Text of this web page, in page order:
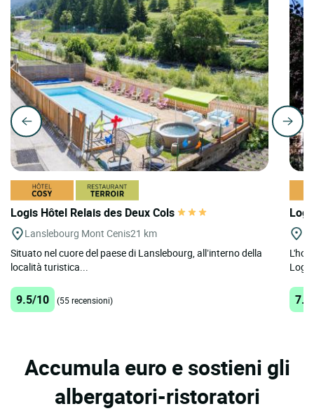
Logis Hôtel Relais des Deux Cols
Lanslebourg Mont Cenis21 km
Situato nel cuore del paese di Lanslebourg, all’interno della
località turistica...
9.5/10 (55 recensioni)
Accumula euro e sostieni gli
albergatori-ristoratori